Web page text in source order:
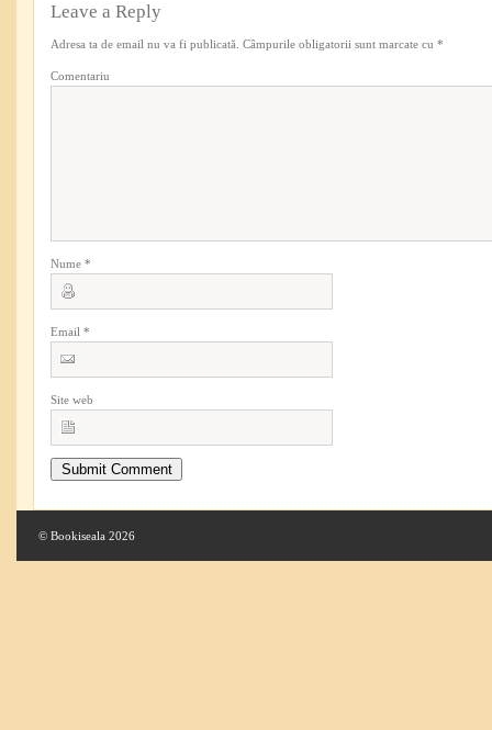
Leave a Reply
Adresa ta de email nu va fi publicată. Câmpurile obligatorii sunt marcate cu *
Comentariu
Nume *
Email *
Site web
© Bookiseala 2026